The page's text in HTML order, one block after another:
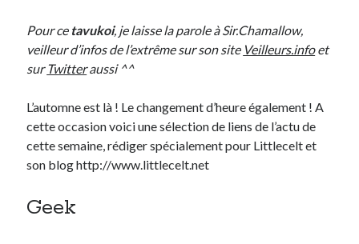
Derniers articles
Municipales 2026 : Lyon, Métropole et Caluire, mon choix pour l’avenir
Quel Lyonnais es-tu, Renaud Ducher ?
A quand une véritable place pour le vélo à Caluire dans la Métropole de
Lyon ?
Comment je vis ma vie sur un vélo
Pour ce tavukoi, je laisse la parole à Sir.Chamallow,
veilleur d’infos de l’extrême sur son site Veilleurs.infoet
surTwitteraussi ^^
L’automne est là ! Le changement d’heure également ! A
cette occasion voici une sélection de liens de l’actu de
cette semaine, rédiger spécialement pour Littlecelt et
son blog http://www.littlecelt.net
Geek